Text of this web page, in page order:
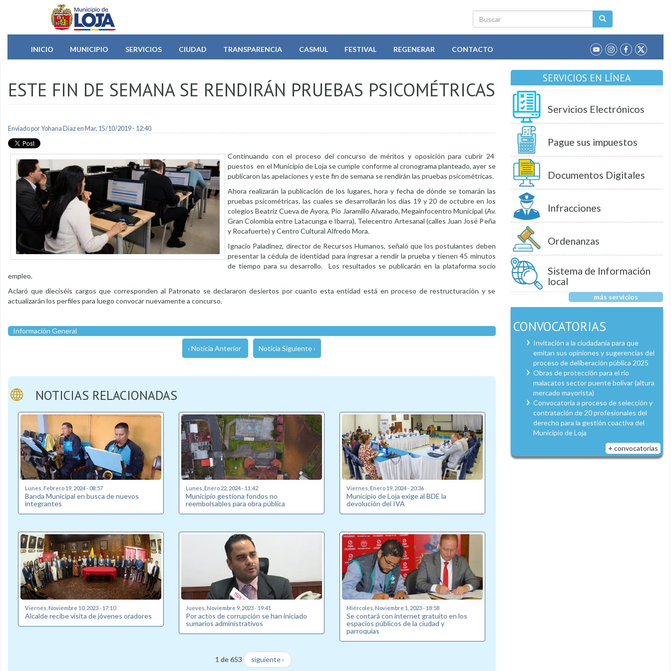
Pasar al contenido principal
Buscar
INICIO
MUNICIPIO SERVICIOS CIUDAD TRANSPARENCIA CASMUL FESTIVAL REGENERAR CONTACTO
ESTE FIN DE SEMANA SE RENDIRÁN PRUEBAS PSICOMÉTRICAS
Enviado porYohana Diazen Mar, 15/10/2019 - 12:40
Continuando con el proceso del concurso de méritos y oposición para cubrir 24
puestos en el Municipio de Loja se cumple conforme al cronograma planteado, ayer se
publicaron las apelaciones y este fin de semana se rendirán las pruebas psicométricas.
Ahora realizarán la publicación de los lugares, hora y fecha de dónde se tomarán las
pruebas psicométricas, las cuales se desarrollarán los días 19 y 20 de octubre en los
colegios Beatriz Cueva de Ayora, Pío Jaramillo Alvarado, Megainfocentro Municipal (Av.
Gran Colombia entre Latacunga e Ibarra), Telecentro Artesanal (calles Juan José Peña
y Rocafuerte) y Centro Cultural Alfredo Mora.
Ignacio Paladinez, director de Recursos Humanos, señaló que los postulantes deben
presentar la cédula de identidad para ingresar a rendir la prueba y tienen 45 minutos
de tiempo para su desarrollo. Los resultados se publicarán en la plataforma socio
empleo.
Aclaró que dieciséis cargos que corresponden al Patronato se declararon desiertos por cuanto esta entidad está en proceso de restructuración y se
actualizarán los perfiles para luego convocar nuevamente a concurso.
Información General
‹ Noticia Anterior Noticia Siguiente ›
NOTICIAS RELACIONADAS
Lunes, Febrero 19, 2024 - 08:57
Banda Municipal en busca de nuevos
integrantes
Lunes, Enero 22, 2024 - 11:42
Municipio gestiona fondos no
reembolsables para obra pública
Viernes, Enero 19, 2024 - 20:36
Municipio de Loja exige al BDE la
devolución del IVA
Viernes, Noviembre 10, 2023 - 17:10
Alcalde recibe visita de jóvenes oradores
Jueves, Noviembre 9, 2023 - 19:41
Por actos de corrupción se han iniciado
sumarios administrativos
Miércoles, Noviembre 1, 2023 - 18:58
Se contará con internet gratuito en los
espacios públicos de la ciudad y
parroquias
1 de 653 siguiente ›
SERVICIOS EN LÍNEA
Servicios Electrónicos
Pague sus impuestos
Documentos Digitales
Infracciones
Ordenanzas
Sistema de Información
local
más servicios
CONVOCATORIAS
Invitación a la ciudadanía para que
emitan sus opiniones y sugerencias del
proceso de deliberación pública 2025
Obras de protección para el río
malacatos sector puente bolívar (altura
mercado mayorista)
Convocatoria a proceso de selección y
contratación de 20 profesionales del
derecho para la gestión coactiva del
Municipio de Loja
+ convocatorias